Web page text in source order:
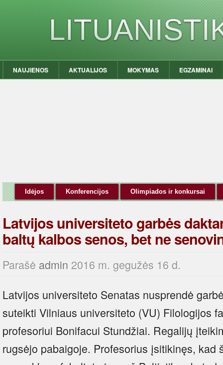
NAUJIENOS AKTUALIJOS MOKYMAS EGZAMINAI
Idėjos Konferencijos Olimpiados ir konkursai
Latvijos universiteto garbės
baltų kalbos senos, bet ne
Parašė admin 2016 m. gegužės 16 d.
Latvijos universiteto Senatas nusprendė
suteikti Vilniaus universiteto (VU) Filologijos
profesoriui Bonifacui Stundžiai. Regalijų
rugsėjo pabaigoje. Profesorius įsitikinęs,